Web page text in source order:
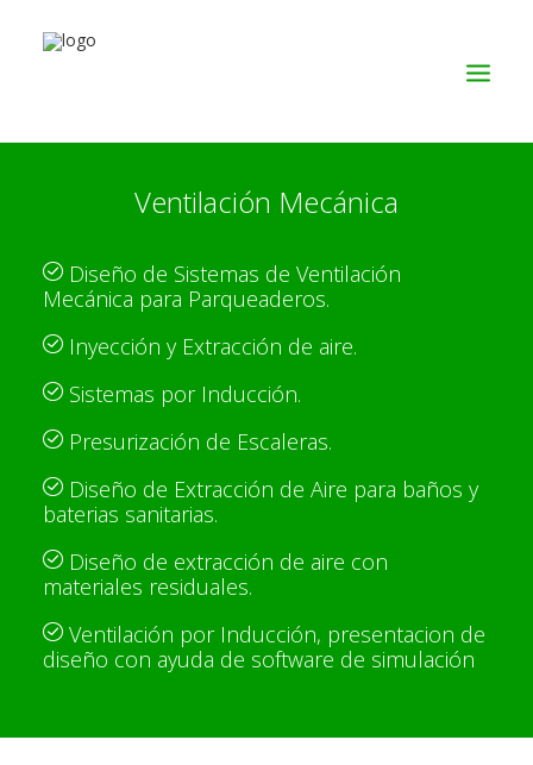
NOSOTROS
Ventilación Mecánica
Diseño de Sistemas de Ventilación
Mecánica para Parqueaderos.
Inyección y Extracción de aire.
Sistemas por Inducción.
Presurización de Escaleras.
Diseño de Extracción de Aire para baños y
baterias sanitarias.
Diseño de extracción de aire con
materiales residuales.
Ventilación por Inducción, presentacion de
diseño con ayuda de software de simulación